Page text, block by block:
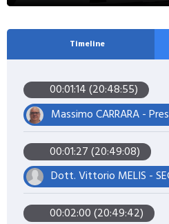
Timeline
00:01:14 (20:48:55)
00:01:27 (20:49:08)
00:02:00 (20:49:42)